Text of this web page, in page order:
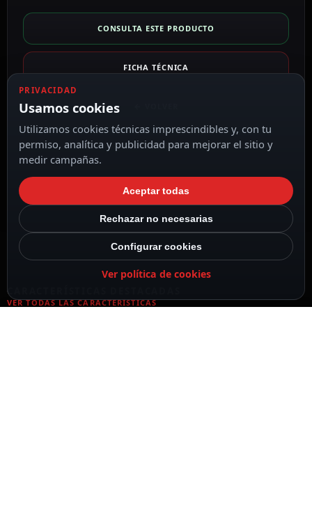
CONSULTA ESTE PRODUCTO
FICHA TÉCNICA
VER CARRITO
CARACTERÍSTICAS DESTACADAS
VER TODAS LAS CARACTERÍSTICAS
PRIVACIDAD
Usamos cookies
Utilizamos cookies técnicas imprescindibles y, con tu
permiso, analítica y publicidad para mejorar el sitio y
medir campañas.
Aceptar todas
Rechazar no necesarias
Configurar cookies
Ver política de cookies